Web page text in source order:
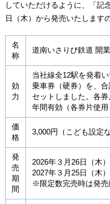
していただけるように、「記
日（木）から発売いたします
名
称
道南いさりび鉄道 開
効
力
当社線全12駅を発着
乗車券（硬券）を、
セットしました。各
年間有効（各券片使用
価
格
3,000円（こども設定な
発
売
期
間
2026年３月26日（木
2027年３月25日（木
※限定数完売時は発売